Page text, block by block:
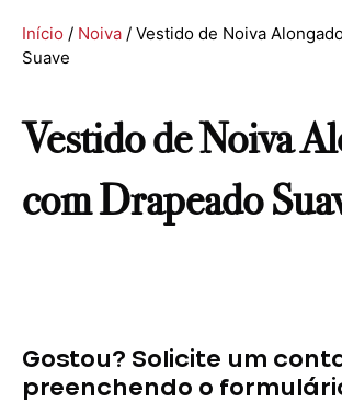
Início / Noiva / Vestido de Noiva
Suave
Vestido de Noiva
com Drapeado
Alongado
com
Gostou? Solicite um
preenchendo o